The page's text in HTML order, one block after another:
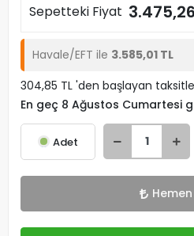
Sepetteki Fiyat
Havale/EFT ile 3.585,01 TL
304,85 TL 'den başlayan
En geç 8 Ağustos Cumartesi
Adet